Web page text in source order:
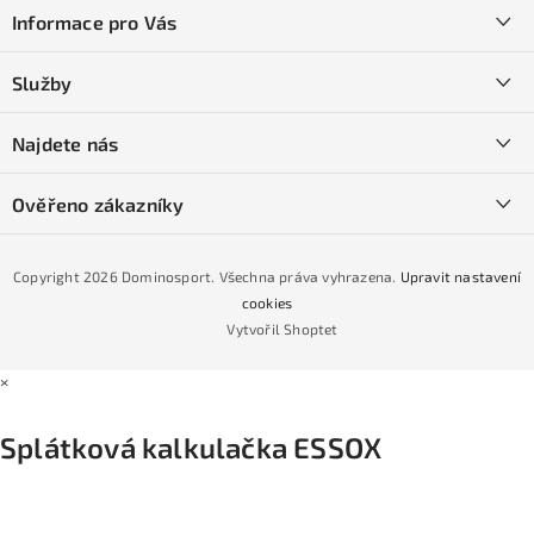
pInformace pro Vás
Obchodní podmínky
Podmínky GDPR
Podmínky nákupu na splátky ESSOX
Služby
Naše prodejna
Najdete nás
Ověřeno zákazníky
Vytvořil Shoptet
Copyright 2026 Dominosport. Všechna práva vyhrazena. Upravit nastavení
cookies
×
Splátková kalkulačka ESSOX